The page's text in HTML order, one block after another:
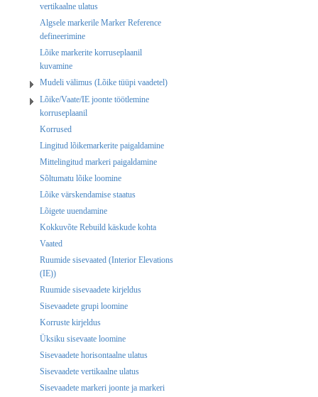
vertikaalne ulatus
Algsele markerile Marker Reference
defineerimine
Lõike markerite korruseplaanil
kuvamine
Mudeli välimus (Lõike tüüpi vaadetel)
Lõike/Vaate/IE joonte töötlemine
korruseplaanil
Korrused
Lingitud lõikemarkerite paigaldamine
Mittelingitud markeri paigaldamine
Sõltumatu lõike loomine
Lõike värskendamise staatus
Lõigete uuendamine
Kokkuvõte Rebuild käskude kohta
Vaated
Ruumide sisevaated (Interior Elevations
(IE))
Ruumide sisevaadete kirjeldus
Sisevaadete grupi loomine
Korruste kirjeldus
Üksiku sisevaate loomine
Sisevaadete horisontaalne ulatus
Sisevaadete vertikaalne ulatus
Sisevaadete markeri joonte ja markeri